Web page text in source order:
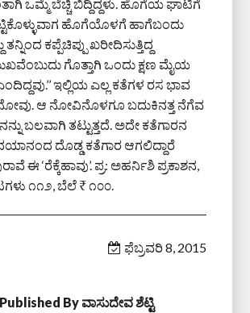
ಒಮ್ಮೆ ಬೆಚ್ಚಿ ಬಿದ್ದಿದ್ದಳು. ಹೊಗೆಯ ಘಾಟಿಗೆ
ಹೊಗೆಯೊಳಗೆ ಹಾಗೆಬಂದು
ಕಪ್ಪೆಚಿಪ್ಪು ಖರೀದಿಸುತ್ತಿದ್ದ
ಗೊತ್ತಾಗಿ ಒಂದು ಕ್ಷಣ ಮೈಯ
ಇಲ್ಲಿಯ ಎಲ್ಲ ಕತೆಗಳ ರಸ ಭಾವ
ಆ ನೋವಿನೊಳಗೂ ಬದುಕಿನತ್ತ ನೆಗೆವ
ಬಲವಾಗಿ ತಟ್ಟುತ್ತದೆ. ಅದೇ ಕತೆಗಾರನ
ದೊಡ್ಡ ಕತೆಗಾರ ಆಗಲಿದ್ದಾರೆ
ಈ ‘ರೆಕ್ಕೆಹಾವು’. ಪ್ರ: ಅಹರ್ನಿಶಿ ಪ್ರಕಾಶನ,
೧೧೨, ಬೆಲೆ ₹ ೧೦೦.
ಫೆಬ್ರವರಿ 8, 2015
Published By ವಾಸುದೇವ ಶೆಟ್ಟಿ